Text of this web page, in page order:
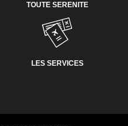
TOUTE SERENITE
LES SERVICES